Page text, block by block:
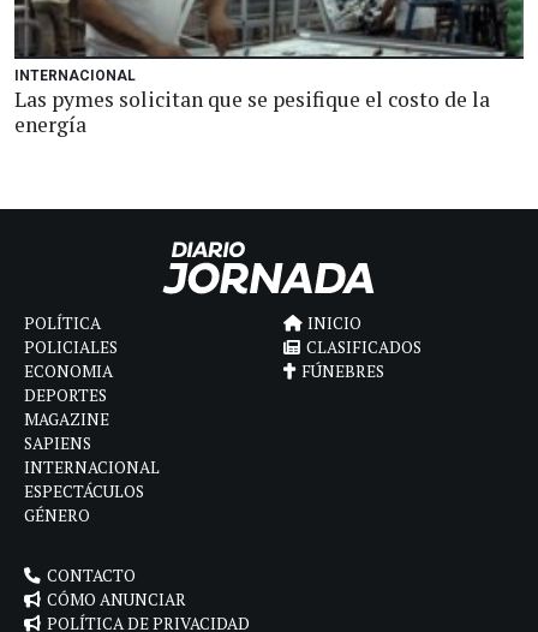
INTERNACIONAL
Las pymes solicitan que se pesifique el costo de la
energía
POLÍTICA
POLICIALES
ECONOMIA
DEPORTES
MAGAZINE
SAPIENS
INTERNACIONAL
ESPECTÁCULOS
GÉNERO
INICIO
CLASIFICADOS
FÚNEBRES
CONTACTO
CÓMO ANUNCIAR
POLÍTICA DE PRIVACIDAD